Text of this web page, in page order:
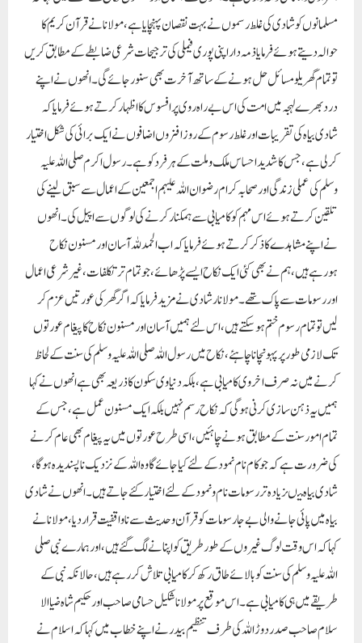
مسلمانوں کو شادی کی غلط رسموں نے بہت نقصان پہنچایا ہے، مولانا نے قرآن کریم کا
حوالہ دیتے ہوئے فرمایا ذمہ دار اپنی پوری فیملی کی ترجیحات شرعی ضابطے کے مطابق کریں
تو تمام گھریلو مسائل حل ہونے کے ساتھ آخرت بھی سنور جائے گی۔ انھوں نے اپنے
درد بھرے لہجہ میں امت کی اس بے راہ روی پر افسوس کا اظہار کرتے ہوئے فرمایا کہ
شادی بیاہ کی تقریبات اور غلط رسوم کے روز افزوں اضافوں نے ایک برائی کی شکل اختیار
کر لی ہے، جس کا شدید احساس ملک وملت کے ہر فرد کو ہے۔ رسول اکرم صلی اللہ علیہ
وسلم کی عملی زندگی اور صحابہ کرام رضوان اللہ علیہم اجمعین کے اعمال سے سبق لینے کی
تلقین کرتے ہوئے اس مہم کو کامیابی سے ہمکنار کرنے کی لوگوں سے اپیل کی۔ انھوں
نے اپنے مشاہدے کا ذکر کرتے ہوئے فرمایا کہ اب الحمدللہ آسان اور مسنون نکاح
ہورہے ہیں، ہم نے بھی کئی ایک نکاح ایسے پڑھائے، جو تمام تر تکلفات، غیر شرعی اعمال
اور رسومات سے پاک تھے۔مولانا رشادی نے مزید فرمایا کہ اگر گھر کی عورتیں عزم کر
لیں تو تمام رسوم ختم ہوسکتے ہیں، اس لئے ہمیں آسان اورمسنون نکاح کا پیغام عورتوں
تک لازمی طورپر پہونچانا چاہئے، نکاح میں رسول اللہ صلی اللہ علیہ وسلم کی سنت کے لحاظ
کرنے میں نہ صرف اخروی کامیابی ہے، بلکہ دنیاوی سکون کا ذریعہ بھی ہے انھوں نے کہا
ہمیں یہ ذہن سازی کرنی ہوگی کہ نکاح رسم نہیں بلکہ ایک مسنون عمل ہے، جس کے
تمام امور سنت کے مطابق ہونے چاہئیں،اسی طرح عورتوں میں یہ پیغام بھی عام کرنے
کی ضرورت ہے کہ جو کام نام نمود کے لئے کیا جائے گا وہ اللہ کے نزدیک ناپسندیدہ ہوگا،
شادی بیاہ میںزیادہ تر رسومات نام ونمود کے لئے اختیار کئے جاتے ہیں۔انھوں نے شادی
بیاہ میں پائی جانے والی بے جارسومات کو قرآن وحدیث سے ناواقفیت قرار دیا، مولانا نے
کہا کہ اس وقت لوگ غیروں کے طور طریق کو اپنانے لگ گئے ہیں، اور ہمارے نبی صلی
اللہ علیہ وسلم کی سنت کو بالائے طاق رکھ کر کامیابی تلاش کر رہے ہیں، حالانکہ نبی کے
طریقے میں ہی کامیابی ہے۔ اس موقع پر مولانا شکیل حسامی صاحب اور حکیم شاہ ضیا الا
سلام صاحب صدر دوڑ اللہ کی طرف تنظیم بیدر نے اپنے خطاب میں کہا کہ اسلام نے